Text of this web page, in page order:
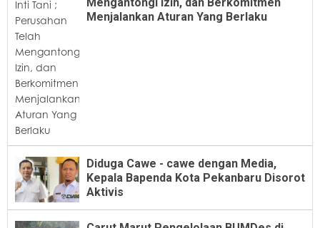
Menjalankan Aturan Yang Berlaku
Diduga Cawe - cawe dengan Media,
Kepala Bapenda Kota Pekanbaru Disorot
Aktivis